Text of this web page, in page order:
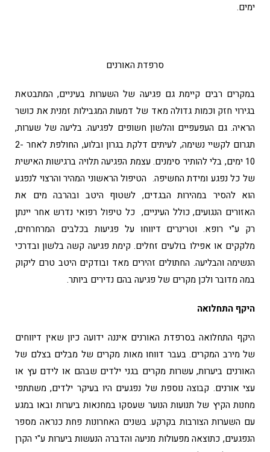
ימים.
סרפדת האורנים
במקרים רבים קיימת גם פגיעה של השערות בעיניים, המתבטאת
בגירוי חזק וכמות גדולה מאד של דמעות המגבילות זמנית את כושר
הראיה. גם העפעפיים והלשון חשופים לפגיעה. בליעה של שערות,
תגרום לקשיי נשימה, לעיתים דלקת בגרון ובלוע, החולפת לאחר 2-
10 ימים, בלי להותיר סימנים. עצמת הפגיעה תלויה ברגישות האישית
של כל נפגע ומידת החשיפה. הטיפול הראשוני המהיר והרצוי לנפגע
הוא להסיר במהירות הבגדים, לשטוף היטב ובהרבה מים את
האזורים הנגועים, כולל העיניים, כל טיפול רפואי נדרש אחר יינתן
רק ע"י רופא. וטרינרים דיווחו על פגיעות בכלבים המרחרחים,
מלקקים או אפילו בולעים זחלים. קימת פגיעה קשה בלשון ובדרכי
הנשימה והבליעה. החתולים זהירים מאד ובודקים היטב טרם ליקוק
במה מדובר ולכן מקרים של פגיעה בהם נדירים ביותר.
היקף התחלואה
היקף התחלואה בסרפדת האורנים איננה ידועה כיון שאין דיווחים
של מירב המקרים. בעבר דווחו מאות מקרים של מבלים בצלם של
האורנים ביערות, עשרות מקרים בגני ילדים שבהם או לידם עץ או
עצי אורנים. קבוצה נוספת של נפגעים היו בעיקר ילדים, משתתפי
מחנות הקיץ של תנועות הנוער שעסקו במחנאות ביערות ובאו במגע
עם השערות הצורבות בקרקע. בשנים האחרונות פחת כנראה מספר
הנפגעים, כתוצאה מפעולות מניעה והדברה הנעשות ביערות ע"י הקרן